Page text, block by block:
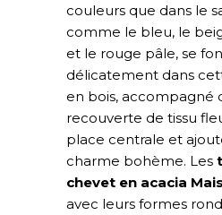
couleurs que dans le
comme le bleu, le
et le rouge pâle, se
délicatement dans
en bois, accompagné
recouverte de tissu
place centrale et
charme bohème. Les
chevet en acacia
avec leurs formes